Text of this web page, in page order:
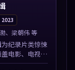
2023
、梁朝伟 等
纪录片类惊悚
电影、电视剧
，国产精品与